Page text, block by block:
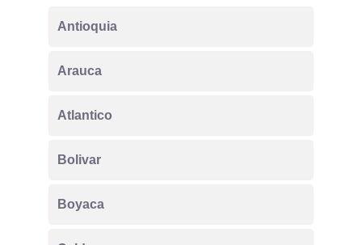
Antioquia
Arauca
Atlantico
Bolivar
Boyaca